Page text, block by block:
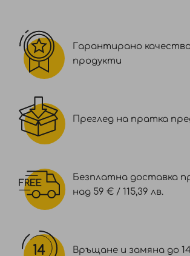
SODIUM BENZOATE, GLYCOL
TRISODIUM ETHYLENEDIAMINE
POLYQUATERNIUM-7, PHENETHYL
SODIUM LAURATE,
HYDROXYPROPYLTRIMONIUM
ACID, GENIPA AMERICANA FRUIT
ISOMETHYL IONONE, LINALOOL,
ADANSONIA DIGITATA SEED
OIL / GLYCINE SOJA (SOYBEAN) OIL
Гарантирано
продукти
Преглед на пратка
Безплатна доставка
над 59 € / 115,39 лв.
Връщане и замяна до